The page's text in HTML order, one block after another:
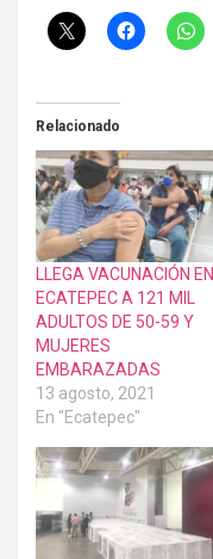
Relacionado
LLEGA VACUNACIÓN EN
ECATEPEC A 121 MIL
ADULTOS DE 50-59 Y
MUJERES
EMBARAZADAS
13 agosto, 2021
En "Ecatepec"